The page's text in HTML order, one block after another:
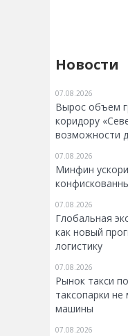
Новости
07.08.2026
Вырос объем
коридору
возможности
07.08.2026
Минфин
07.08.2026
Глобальная
как новый
логистику
07.08.2026
Рынок такси
таксопарки
машины
07.08.2026